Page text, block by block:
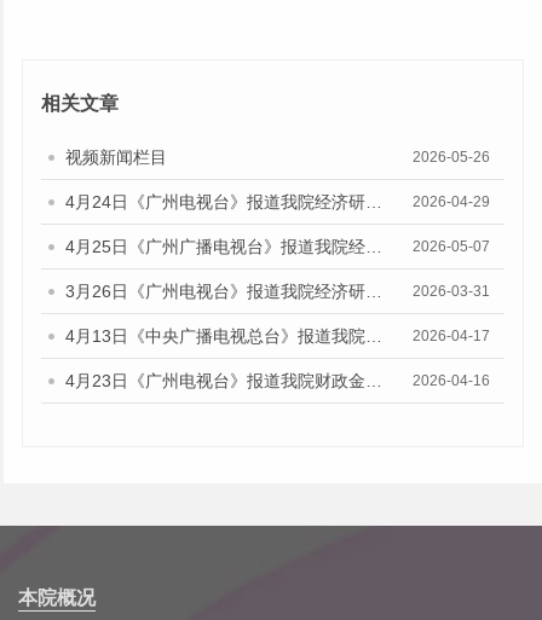
相关文章
视频新闻栏目 2026-05-26
2026-04-29
2026-05-07
2026-03-31
2026-04-17
2026-04-16
本院概况